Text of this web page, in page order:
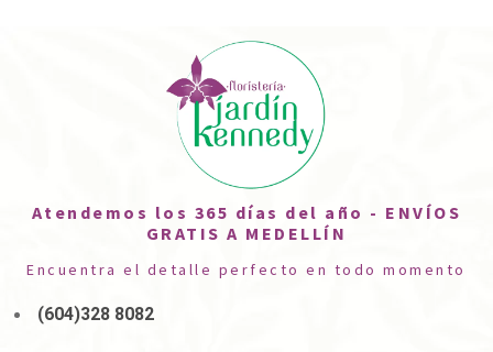
Atendemos los 365 días del año - ENVÍOS
GRATIS A MEDELLÍN
Encuentra el detalle perfecto en todo momento
(604)328 8082